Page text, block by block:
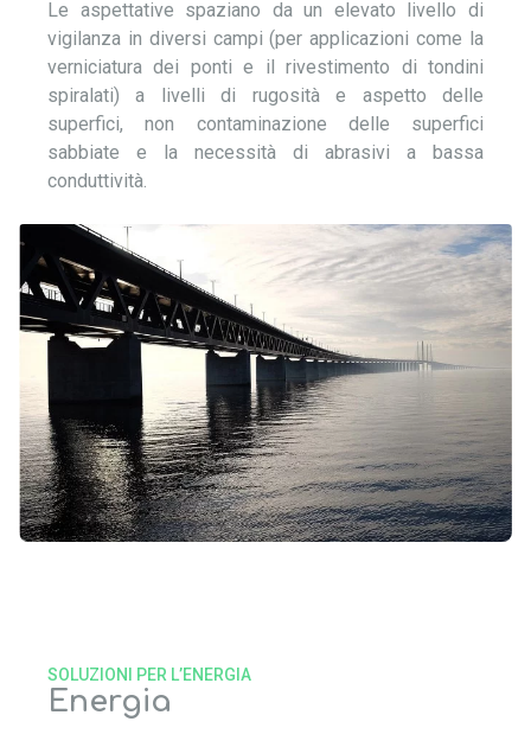
Le aspettative spaziano da un elevato livello di
vigilanza in diversi campi (per applicazioni come la
verniciatura dei ponti e il rivestimento di tondini
spiralati) a livelli di rugosità e aspetto delle
superfici, non contaminazione delle superfici
sabbiate e la necessità di abrasivi a bassa
conduttività.
Energia
SOLUZIONI PER L’ENERGIA